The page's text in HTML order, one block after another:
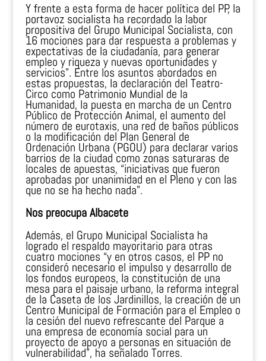
Y frente a esta forma de hacer política del PP, la
portavoz socialista ha recordado la labor
propositiva del Grupo Municipal Socialista, con
16 mociones para dar respuesta a problemas y
expectativas de la ciudadanía, para generar
empleo y riqueza y nuevas oportunidades y
servicios”. Entre los asuntos abordados en
estas propuestas, la declaración del Teatro-
Circo como Patrimonio Mundial de la
Humanidad, la puesta en marcha de un Centro
Público de Protección Animal, el aumento del
número de eurotaxis, una red de baños públicos
o la modificación del Plan General de
Ordenación Urbana (PGOU) para declarar varios
barrios de la ciudad como zonas saturaras de
locales de apuestas, “iniciativas que fueron
aprobadas por unanimidad en el Pleno y con las
que no se ha hecho nada”.
Nos preocupa Albacete
Además, el Grupo Municipal Socialista ha
logrado el respaldo mayoritario para otras
cuatro mociones “y en otros casos, el PP no
consideró necesario el impulso y desarrollo de
los fondos europeos, la constitución de una
mesa para el paisaje urbano, la reforma integral
de la Caseta de los Jardinillos, la creación de un
Centro Municipal de Formación para el Empleo o
la cesión del nuevo refrescante del Parque a
una empresa de economía social para un
proyecto de apoyo a personas en situación de
vulnerabilidad”, ha señalado Torres.